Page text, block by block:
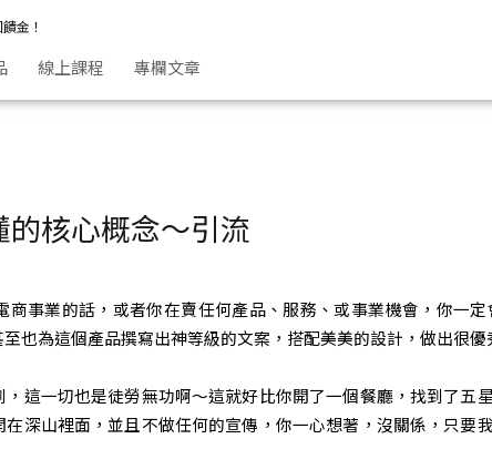
金！
線上課程 專欄文章
核心概念～引流
商事業的話，或者你在賣任何產品、服務、或事業機會，你一
也為這個產品撰寫出神等級的文案，搭配美美的設計，做出很優
這一切也是徒勞無功啊～這就好比你開了一個餐廳，找到了
深山裡面，並且不做任何的宣傳，你一心想著，沒關係，只